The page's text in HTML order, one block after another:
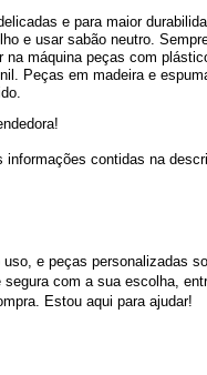
e para maior
e usar sabão neutro.
na máquina peças com
Peças em madeira e
contidas na
e peças personalizadas
com a sua escolha,
Estou aqui para ajudar!